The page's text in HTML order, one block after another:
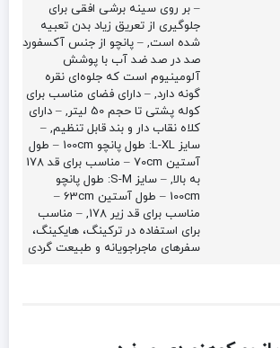
– بر روی سینه برشی افقی برای
جلوگیری از تعریق زیاد بدن تعبیه
شده است, – پانچو از جنس آکسفورد
صد در صد ضد آب با پوشش
آلومینیوم است که جلوه‌ای نقره
گونه دارد, – دارای فضای مناسب برای
کوله پشتی تا حجم 50 لیتر, – دارای
کلاه نقاب دار و بند قابل تنظیم, –
سایز L-XL: طول پانچو 100cm – طول
آستین 70cm – مناسب برای قد 178
به بالا, – سایز S-M: طول پانچو
100cm – طول آستین 63cm –
مناسب برای قد زیر 178, – مناسب
برای استفاده در ترکینگ، هایکینگ،
سفرهای ماجراجویانه و طبیعت گردی